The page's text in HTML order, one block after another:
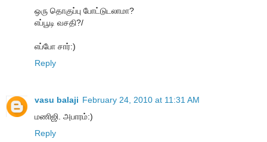
ஒரு தொகுப்பு போட்டுடலாமா?
எப்பூடி வசதி?/
எப்போ சார்:)
Reply
vasu balaji February 24, 2010 at 11:31 AM
மணிஜி. அபாரம்:)
Reply